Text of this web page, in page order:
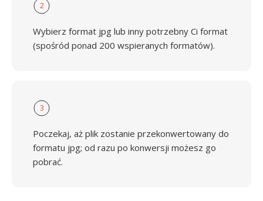
2
Wybierz format jpg lub inny potrzebny Ci format
(spośród ponad 200 wspieranych formatów).
3
Poczekaj, aż plik zostanie przekonwertowany do
formatu jpg; od razu po konwersji możesz go
pobrać.